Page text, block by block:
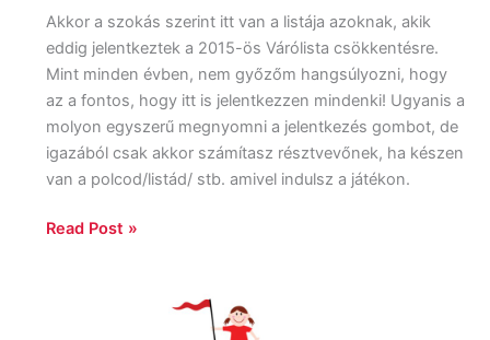
Akkor a szokás szerint itt van a listája azoknak, akik
eddig jelentkeztek a 2015-ös Várólista csökkentésre.
Mint minden évben, nem győzőm hangsúlyozni, hogy
az a fontos, hogy itt is jelentkezzen mindenki! Ugyanis a
molyon egyszerű megnyomni a jelentkezés gombot, de
igazából csak akkor számítasz résztvevőnek, ha készen
van a polcod/listád/ stb. amivel indulsz a játékon.
Read Post »